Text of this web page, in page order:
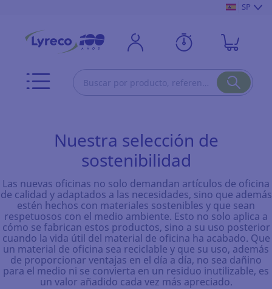
SP
Nuestra selección de
sostenibilidad
Las nuevas oficinas no solo demandan artículos de oficina
de calidad y adaptados a las necesidades, sino que además
estén hechos con materiales sostenibles y que sean
respetuosos con el medio ambiente. Esto no solo aplica a
cómo se fabrican estos productos, sino a su uso posterior
cuando la vida útil del material de oficina ha acabado. Que
un material de oficina sea reciclable y que su uso, además
de proporcionar ventajas en el día a día, no sea dañino
para el medio ni se convierta en un residuo inutilizable, es
un valor añadido cada vez más apreciado.